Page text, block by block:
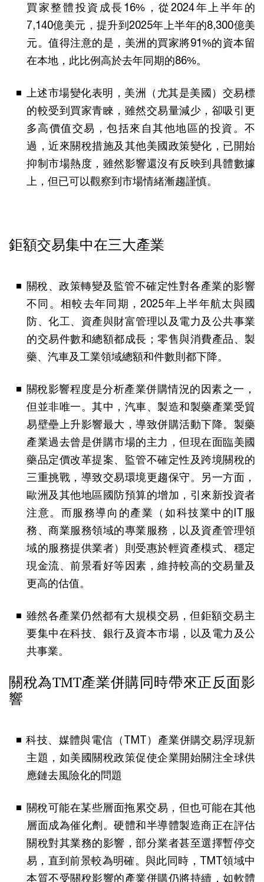
買家整體投資成長16%，從2024年上半年的
7,140億美元，提升到2025年上半年的8,300億美
元。值得注意的是，美洲的買家將91%的資本留
在本地，此比例高於去年同期的86%。
上述市場變化表明，美洲（尤其是美國）交易標
的較受到買家青睞，雖然交易量減少，卻吸引更
多高價值交易，包括來自其他地區的投資。不
過，近來關稅措施及其他美國政策變化，已開始
抑制市場熱度，雖然影響還沒有反映到具體數據
上，但已可以觀察到市場情緒漸趨謹慎。
鉅額交易集中在三大產業
關稅、政策轉變及監管不確定性對各產業的影響
不同。相較去年同期，2025年上半年航太與國
防、化工、資產與財富管理以及電力及公共事業
的交易件數和總額都成長；零售與消費產品、製
藥、汽車及工業領域總額和件數則都下降。
關稅影響程度是分析產業併購情況的因素之一，
但並非唯一。其中，汽車、製造和製藥產業受貿
易壁壘上升影響最大，導致併購活動下降。製藥
產業過去曾是併購市場的主力，但現在面臨美國
藥品定價改革提案、監管不確定性及跨境關稅的
三重挑戰，導致交易環境更趨保守。另一方面，
歐洲及其他地區國防預算的增加，引來新投資者
注意。而服務導向的產業（如科技業中的IT服
務、商業服務領域的專業服務，以及資產管理領
域的服務提供業者）則受惠於輕資產模式、穩定
現金流、前景看好等因素，維持較高的交易量及
更高的估值。
雖然各產業仍然都有大規模交易，但鉅額交易主
要集中在科技、銀行及資本市場，以及電力及公
共事業。
關稅為TMT產業併購同時帶來正反面影
響
科技、媒體與電信（TMT）產業併購交易浮現新
主題，如美國關稅政策促使企業開始關注全球供
應鏈去風險化的問題
關稅可能在某些層面拖累交易，但也可能在其他
層面成為催化劑。硬體和半導體製造商正在評估
關稅對其業務的影響，部分業者甚至選擇暫停交
易，直到前景較為明確。與此同時，TMT領域中
本質不受關稅影響的產業併購仍將持續，如軟體